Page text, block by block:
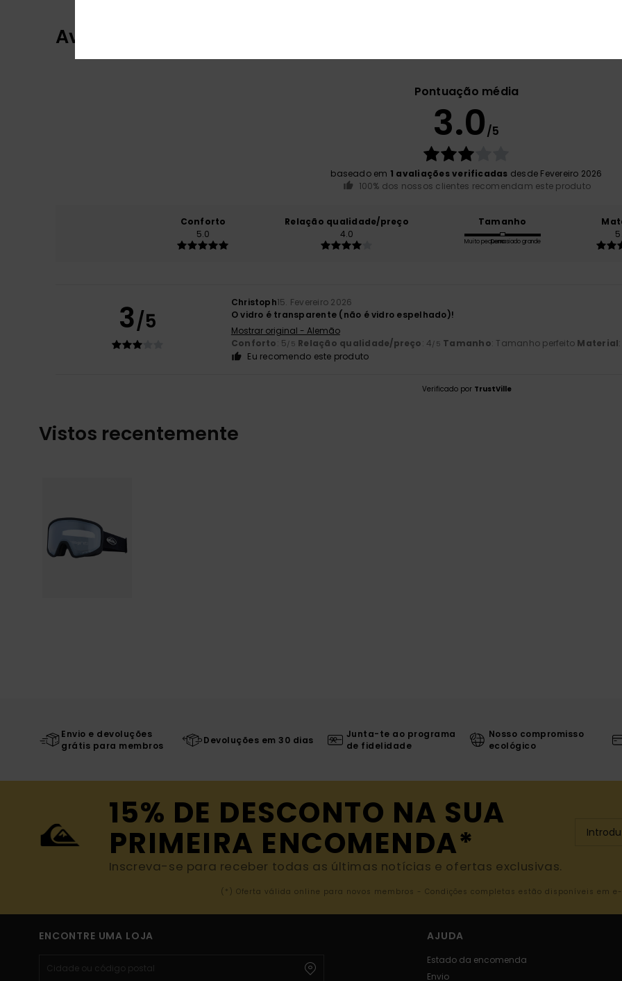
Avaliações dos clientes
Pontuação média
3.0/5
baseado em 1 avaliações verificadas desde Fevereiro 2026
100% dos nossos clientes recomendam este produto
Conforto
5.0
Relação qualidade/preço
4.0
Tamanho
Muito pequenoDemasiado grande
3/5
Christoph15. Fevereiro 2026
O vidro é transparente (não é vidro espelhado)!
Mostrar original - Alemão
Conforto: 5/5 Relação qualidade/preço: 4/5 Tamanho: Tamanho perfeito Material
Eu recomendo este produto
Verificado por TrustVille
Vistos recentemente
Envio e devoluções
grátis para membros
Devoluções em 30 dias
Junta-te ao programa
de fidelidade
Nosso compromisso
ecológico
15% DE DESCONTO NA SUA
PRIMEIRA ENCOMENDA*
Inscreva-se para receber todas as últimas notícias e ofertas exclusivas.
(*) Oferta válida online para novos membros - Condições completas estão disponíveis em
ENCONTRE UMA LOJA AJUDA
Estado da encomenda
Envio